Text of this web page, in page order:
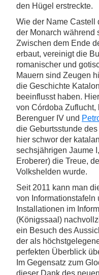
den Hügel erstreckte.
Wie der Name Castell
der Monarch während
Zwischen dem Ende
erbaut, vereinigt die
romanischer und
Mauern sind Zeugen
die Geschichte
beeinflusst haben.
von Córdoba Zuflucht,
Berenguer IV und
die Geburtsstunde
hier schwor der
sechsjährigen Jaume
Eroberer) die Treue,
Volkshelden wurde.
Seit 2011 kann man
von
Installationen im
(Königssaal)
ein Besuch des
der als
perfekten Überblick
Im Gegensatz zum
dieser Dank des